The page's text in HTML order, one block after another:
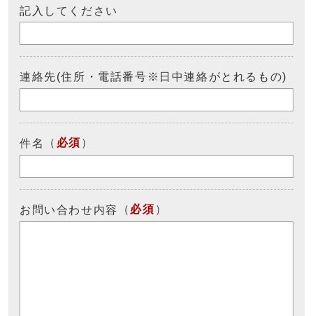
記入してください
連絡先(住所・電話番号※日中連絡がとれるもの)
件名 （ 必須 ）
お問い合わせ内容 （ 必須 ）